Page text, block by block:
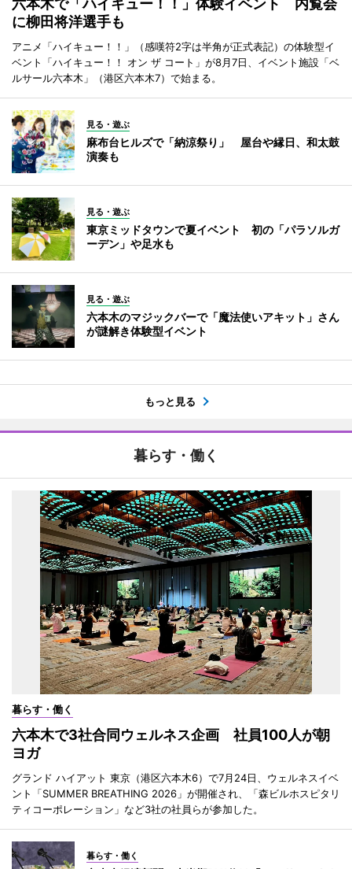
六本木で「ハイキュー！！」体験イベント 内覧会
に柳田将洋選手も
アニメ「ハイキュー！！」（感嘆符2字は半角が正式表記）の体験型イ
ベント「ハイキュー！！ オン ザ コート」が8月7日、イベント施設「ベ
ルサール六本木」（港区六本木7）で始まる。
見る・遊ぶ
麻布台ヒルズで「納涼祭り」 屋台や縁日、和太鼓
演奏も
見る・遊ぶ
東京ミッドタウンで夏イベント 初の「パラソルガ
ーデン」や足水も
見る・遊ぶ
六本木のマジックバーで「魔法使いアキット」さん
が謎解き体験型イベント
もっと見る
暮らす・働く
暮らす・働く
六本木で3社合同ウェルネス企画 社員100人が朝
ヨガ
グランド ハイアット 東京（港区六本木6）で7月24日、ウェルネスイベ
ント「SUMMER BREATHING 2026」が開催され、「森ビルホスピタリ
ティコーポレーション」など3社の社員らが参加した。
暮らす・働く